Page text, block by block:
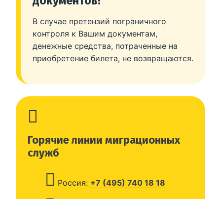
В случае претензий пограничного
контроля к Вашим документам,
денежные средства, потраченные на
приобретение билета, не возвращаются.
Горячие линии миграционных
служб
Россия: +7 (495) 740 18 18